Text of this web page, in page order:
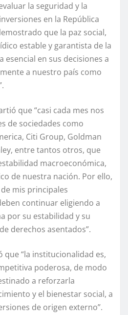
la seguridad y la
en la República
que la paz social,
estable y garantista de la
esencial en sus decisiones a
a nuestro país como
que “casi cada mes nos
de sociedades como
Citi Group, Goldman
entre tantos otros, que
macroeconómica,
de nuestra nación. Por ello,
mis principales
continuar eligiendo a
por su estabilidad y su
derechos asentados”.
que “la institucionalidad es,
poderosa, de modo
a reforzarla
y el bienestar social, a
de origen externo”.